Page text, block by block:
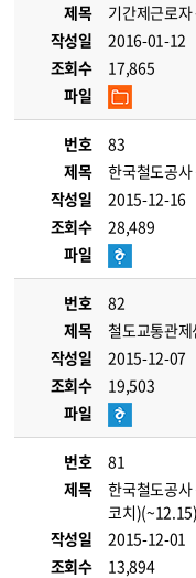
제목
기간제근로
작성일
2016-01-12
조회수
17,865
파일
번호
83
제목
한국철도공
작성일
2015-12-16
조회수
28,489
파일
번호
82
제목
철도교통관
작성일
2015-12-07
조회수
19,503
파일
번호
81
제목
한국철도공사
코치)(~12.15)
작성일
2015-12-01
조회수
13,894